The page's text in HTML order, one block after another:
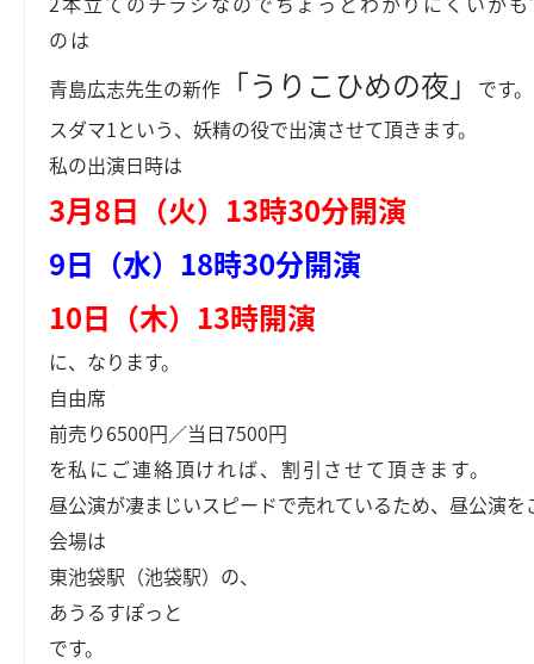
のは
青島広志先生の新作
「うりこひめの夜」
です。
スダマ1という、妖精の役で出演させて頂きます。
私の出演日時は
3月8日（火）13時30分開演
9日（水）18時30分開演
10日（木）13時開演
に、なります。
自由席
前売り6500円／当日7500円
を私にご連絡頂ければ、割引させて頂きます。
昼公演が凄まじいスピードで売れているため、昼公演
会場は
東池袋駅（池袋駅）の、
あうるすぽっと
です。